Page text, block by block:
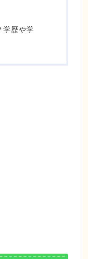
学歴や学